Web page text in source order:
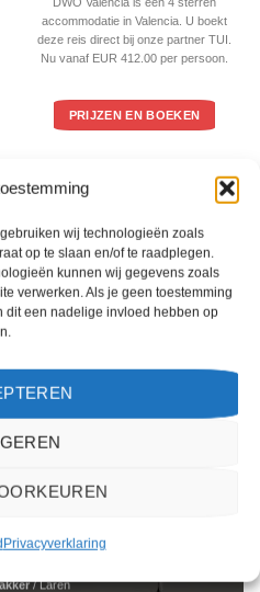
wij technologieën zoals
op te slaan en/of te raadplegen.
kunnen wij gegevens zoals
verwerken. Als je geen toestemming
dit een nadelige invloed hebben op
Privacyverklaring
accommodatie in Valencia. U boekt
deze reis direct bij onze partner TUI.
Nu vanaf EUR 412.00 per persoon.
PRIJZEN EN BOEKEN
ONS ZEGGEN
was eenvoudig en duidelijk. De website is
sterren en de locatie.
/Laren